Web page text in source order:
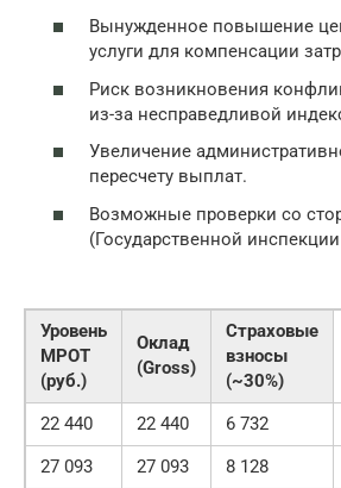
Вынужденное повышение
услуги для компенсации
Риск возникновения
из-за несправедливой
Увеличение
пересчету выплат.
Возможные проверки со
(Государственной инспекции
Уровень
МРОТ
(руб.)
Оклад
(Gross)
Страховые
взносы
(~30%)
22 440
22 440 6 732
27 093
27 093 8 128